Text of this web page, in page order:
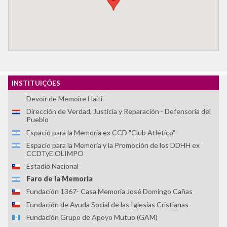
INSTITUIÇÕES
Comité de Familiares de Detenidos Desaparecidos en
Corporación Parque por la Paz Villa Grimaldi
Devoir de Memoire Haiti
Dirección de Verdad, Justicia y Reparación - Defensoría del
Pueblo
Espacio para la Memoria ex CCD "Club Atlético"
Espacio para la Memoria y la Promoción de los DDHH ex
CCDTyE OLIMPO
Estadio Nacional
Faro de la Memoria
Fundación 1367- Casa Memoria José Domingo Cañas
Fundación de Ayuda Social de las Iglesias Cristianas
Fundación Grupo de Apoyo Mutuo (GAM)